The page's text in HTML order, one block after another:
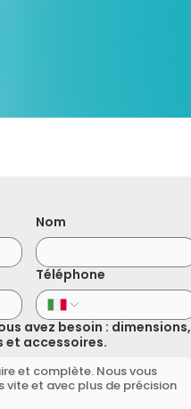
Nom
Téléphone
avez besoin : dimensions,
et accessoires.